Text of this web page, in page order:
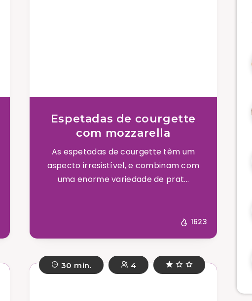
Espetadas de courgette
com mozzarella
As espetadas de courgette têm um
aspecto irresistível, e combinam com
uma enorme variedade de prat...
1623
30 min. 4